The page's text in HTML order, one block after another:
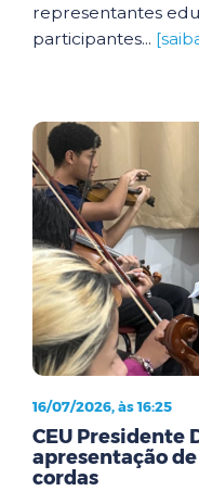
representantes
participantes...
16/07/2026, às 16:25
CEU Presidente
apresentação
cordas